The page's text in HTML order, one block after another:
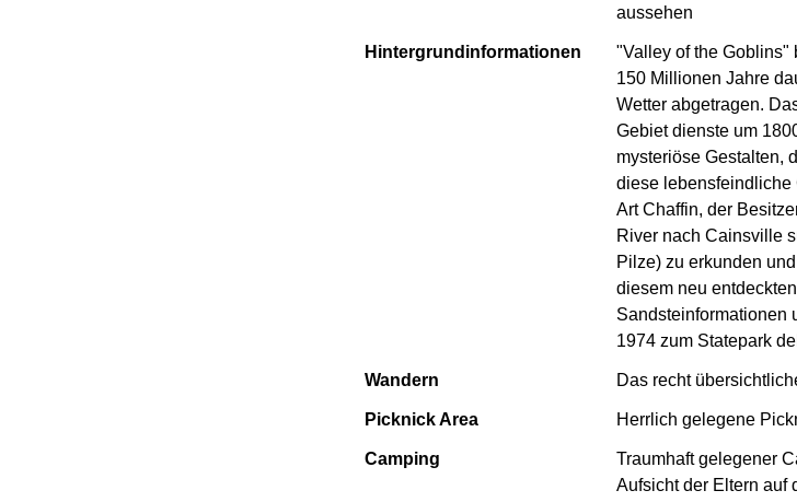
aussehen
Hintergrundinformationen
"Valley of the Goblins"
150 Millionen Jahre
Wetter abgetragen.
Gebiet dienste um
mysteriöse Gestalten,
diese lebensfeindliche
Art Chaffin, der
River nach Cainsville
Pilze) zu erkunden
diesem neu
Sandsteinformationen
1974 zum Statepark
Wandern Das recht
Picknick Area Herrlich gelegene
Camping
Traumhaft gelegener
Aufsicht der Eltern auf